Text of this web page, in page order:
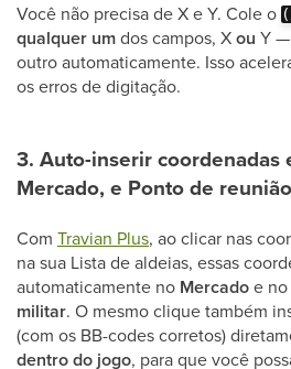
Você não precisa de X e Y. Cole o
qualquer umdos campos, Xou Y
outro automaticamente. Isso
os erros de digitação.
3. Auto-inserir coordenadas
Mercado, e Ponto de
Com Travian Plus, ao clicar nas
na sua Lista de aldeias, essas
automaticamente no Mercadoe no
militar. O mesmo clique também
(com os BB-codes corretos)
dentro do jogo, para que você